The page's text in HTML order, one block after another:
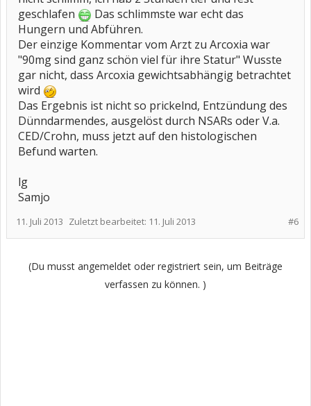
geschlafen
Das schlimmste war echt das
Hungern und Abführen.
Der einzige Kommentar vom Arzt zu Arcoxia war
"90mg sind ganz schön viel für ihre Statur" Wusste
gar nicht, dass Arcoxia gewichtsabhängig betrachtet
wird
Das Ergebnis ist nicht so prickelnd, Entzündung des
Dünndarmendes, ausgelöst durch NSARs oder V.a.
CED/Crohn, muss jetzt auf den histologischen
Befund warten.
lg
Samjo
#6
11. Juli 2013 Zuletzt bearbeitet: 11. Juli 2013
(Du musst angemeldet oder registriert sein, um Beiträge
verfassen zu können. )